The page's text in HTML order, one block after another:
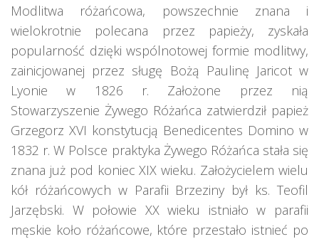
Modlitwa różańcowa, powszechnie znana i
wielokrotnie polecana przez papieży, zyskała
popularność dzięki wspólnotowej formie modlitwy,
zainicjowanej przez sługę Bożą Paulinę Jaricot w
Lyonie w 1826 r. Założone przez nią
Stowarzyszenie Żywego Różańca zatwierdził papież
Grzegorz XVI konstytucją Benedicentes Domino w
1832 r. W Polsce praktyka Żywego Różańca stała się
znana już pod koniec XIX wieku. Założycielem wielu
kół różańcowych w Parafii Brzeziny był ks. Teofil
Jarzębski. W połowie XX wieku istniało w parafii
męskie koło różańcowe, które przestało istnieć po